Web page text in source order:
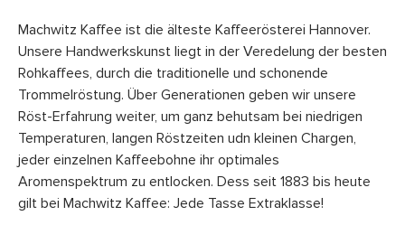
Machwitz Kaffee ist die älteste Kaffeerösterei Hannover.
Unsere Handwerkskunst liegt in der Veredelung der besten
Rohkaffees, durch die traditionelle und schonende
Trommelröstung. Über Generationen geben wir unsere
Röst-Erfahrung weiter, um ganz behutsam bei niedrigen
Temperaturen, langen Röstzeiten udn kleinen Chargen,
jeder einzelnen Kaffeebohne ihr optimales
Aromenspektrum zu entlocken. Dess seit 1883 bis heute
gilt bei Machwitz Kaffee: Jede Tasse Extraklasse!